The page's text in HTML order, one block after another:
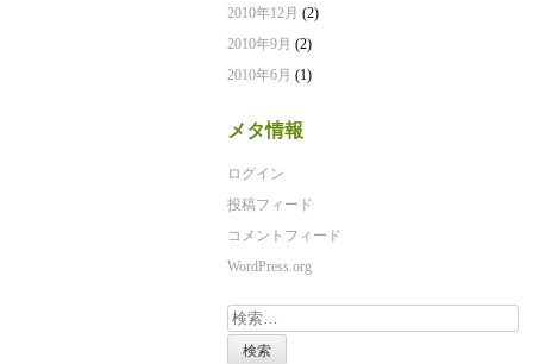
2010年12月 (2)
2010年9月 (2)
2010年6月 (1)
メタ情報
ログイン
投稿フィード
コメントフィード
WordPress.org
検
索: